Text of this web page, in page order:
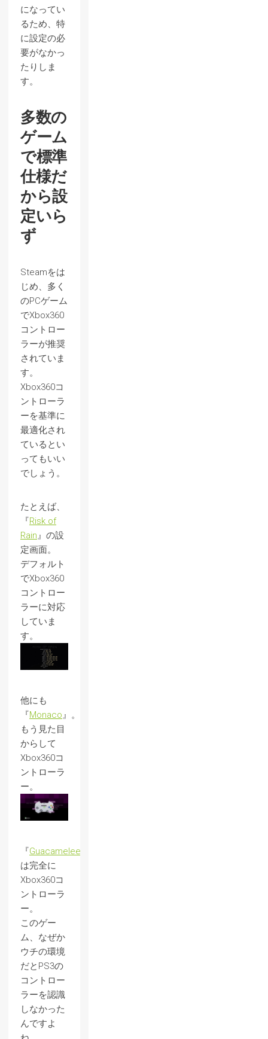
になってい
るため、特
に設定の必
要がなかっ
たりしま
す。
多数の
ゲーム
で標準
仕様だ
から設
定いら
ず
Steamをは
じめ、多く
のPCゲーム
でXbox360
コントロー
ラーが推奨
されていま
す。
Xbox360コ
ントローラ
ーを基準に
最適化され
ているとい
ってもいい
でしょう。
たとえば、
『Risk of
Rain』の設
定画面。
デフォルト
でXbox360
コントロー
ラーに対応
していま
す。
他にも
『Monaco』。
もう見た目
からして
Xbox360コ
ントローラ
ー。
『Guacamelee
は完全に
Xbox360コ
ントローラ
ー。
このゲー
ム、なぜか
ウチの環境
だとPS3の
コントロー
ラーを認識
しなかった
んですよ